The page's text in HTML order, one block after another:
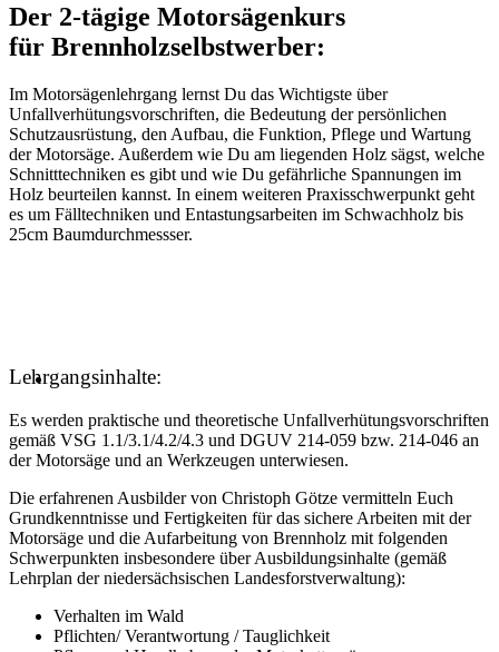
Der 2-tägige Motorsägenkurs
für Brennholzselbstwerber:
Im Motorsägenlehrgang lernst Du das Wichtigste über
Unfallverhütungsvorschriften, die Bedeutung der persönlichen
Schutzausrüstung, den Aufbau, die Funktion, Pflege und Wartung
der Motorsäge. Außerdem wie Du am liegenden Holz sägst, welche
Schnitttechniken es gibt und wie Du gefährliche Spannungen im
Holz beurteilen kannst. In einem weiteren Praxisschwerpunkt geht
es um Fälltechniken und Entastungsarbeiten im Schwachholz bis
25cm Baumdurchmessser.
Lehrgangsinhalte:
Es werden praktische und theoretische Unfallverhütungsvorschriften
gemäß VSG 1.1/3.1/4.2/4.3 und DGUV 214-059 bzw. 214-046 an
der Motorsäge und an Werkzeugen unterwiesen.
Die erfahrenen Ausbilder von Christoph Götze vermitteln Euch
Grundkenntnisse und Fertigkeiten für das sichere Arbeiten mit der
Motorsäge und die Aufarbeitung von Brennholz mit folgenden
Schwerpunkten insbesondere über Ausbildungsinhalte (gemäß
Lehrplan der niedersächsischen Landesforstverwaltung):
Verhalten im Wald
Pflichten/ Verantwortung / Tauglichkeit